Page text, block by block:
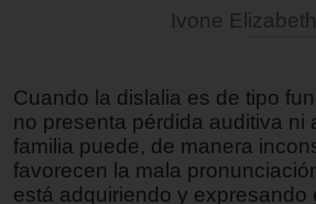
Ivone
Cuando la dislalia es de tipo
no presenta pérdida auditiva ni
familia puede, de manera
favorecen la mala
está adquiriendo y